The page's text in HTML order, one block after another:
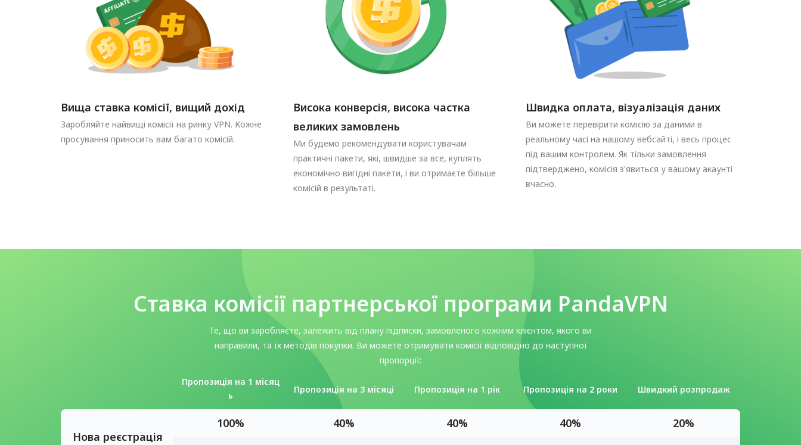
Вища ставка комісії, вищий дохід
Заробляйте найвищі комісії на ринку VPN. Кожне
просування приносить вам багато комісій.
Висока конверсія, висока частка
великих замовлень
Ми будемо рекомендувати користувачам
практичні пакети, які, швидше за все, куплять
економічно вигідні пакети, і ви отримаєте більше
комісій в результаті.
Швидка оплата, візуалізація даних
Ви можете перевірити комісію за даними в
реальному часі на нашому вебсайті, і весь процес
під вашим контролем. Як тільки замовлення
підтверджено, комісія з'явиться у вашому акаунті
вчасно.
Ставка комісії партнерської програми PandaVPN
Те, що ви заробляєте, залежить від плану підписки, замовленого кожним клієнтом, якого ви
направили, та їх методів покупки. Ви можете отримувати комісії відповідно до наступної
пропорції:
Пропозиція на 1 місяц
ь
Пропозиція на 3 місяці Пропозиція на 1 рік Пропозиція на 2 роки Швидкий розпродаж
Нова реєстрація
100% 40% 40% 40% 20%